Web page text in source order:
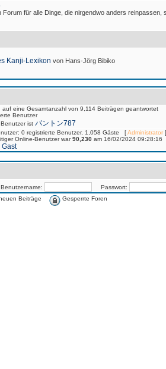
Forum für alle Dinge, die nirgendwo anders reinpassen,
Kanji-Lexikon von Hans-Jörg Bibiko
eine Gesamtanzahl von 9,114 Beiträgen geantwortet
Benutzer
ist パントン787
0 registrierte Benutzer, 1,058 Gäste [Administrator
Online-Benutzer war90,230 am 16/02/2024 09:28:16
Gast
Benutzername:
Passwort:
Beiträge Gesperrte Foren